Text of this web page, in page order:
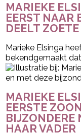
MARIEKE
EERST NAAR
DEELT
Marieke Elsinga
bekendgemaakt
MARIEKE
EERSTE
BIJZONDERE
HAAR VADER